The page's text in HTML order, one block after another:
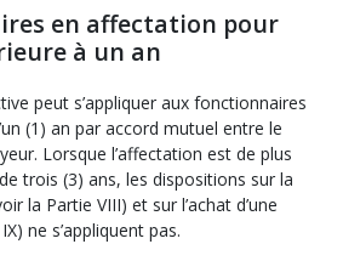
en affectation pour
à un an
peut s’appliquer aux fonctionnaires
(1) an par accord mutuel entre le
Lorsque l’affectation est de plus
trois (3) ans, les dispositions sur la
la Partie VIII) et sur l’achat d’une
ne s’appliquent pas.